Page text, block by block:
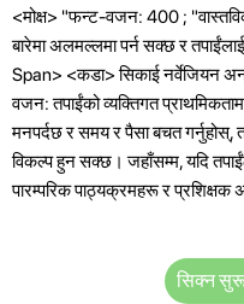
<मोक्ष> "फन्ट-वजन: 400 ;
बारेमा अलमल्लमा पर्न सक्छ र
Span> <कडा> सिकाई नर्वेजियन
वजन: तपाईंको व्यक्तिगत
मनपर्दछ र समय र पैसा बचत
विकल्प हुन सक्छ। जहाँसम्म, यदि
पारम्परिक पाठ्यक्रमहरू र
सिक्न सुरू